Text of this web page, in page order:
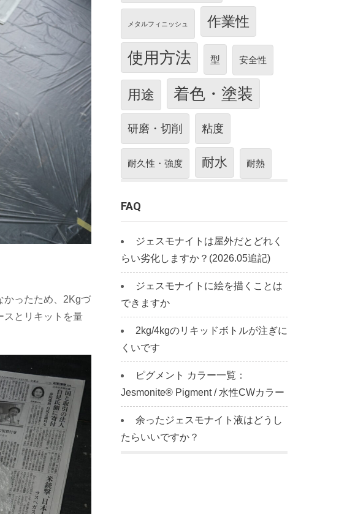
かったため、2Kgづ
スとリキットを量
メタルフィニッシュ 作業性
使用方法 型 安全性
用途 着色・塗装
研磨・切削 粘度
耐久性・強度 耐水 耐熱
FAQ
ジェスモナイトは屋外だとどれく
らい劣化しますか？(2026.05追記)
ジェスモナイトに絵を描くことは
できますか
2kg/4kgのリキッドボトルが注ぎに
くいです
ピグメント カラー一覧：
Jesmonite® Pigment / 水性CWカラー
余ったジェスモナイト液はどうし
たらいいですか？